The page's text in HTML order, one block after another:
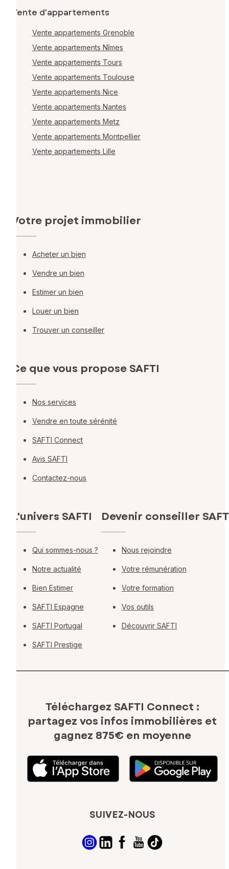
Vente d'appartements
Vente appartements Grenoble
Vente appartements Nîmes
Vente appartements Tours
Vente appartements Toulouse
Vente appartements Nice
Vente appartements Nantes
Vente appartements Metz
Vente appartements Montpellier
Vente appartements Lille
Votre projet immobilier
Acheter un bien
Vendre un bien
Estimer un bien
Louer un bien
Trouver un conseiller
Ce que vous propose SAFTI
Nos services
Vendre en toute sérénité
SAFTI Connect
Avis SAFTI
Contactez-nous
L'univers SAFTI
Qui sommes-nous ?
Notre actualité
Bien Estimer
SAFTI Espagne
SAFTI Portugal
SAFTI Prestige
Devenir conseiller
Nous rejoindre
Votre rémunération
Votre formation
Vos outils
Découvrir SAFTI
Téléchargez SAFTI Connect :
partagez vos infos immobilières et
gagnez 875€ en moyenne
SUIVEZ-NOUS